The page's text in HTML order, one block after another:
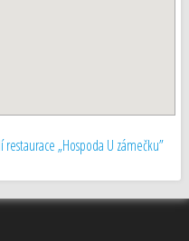
„Hospoda U zámečku”